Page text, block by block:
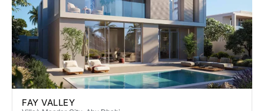
FAY VALLEY